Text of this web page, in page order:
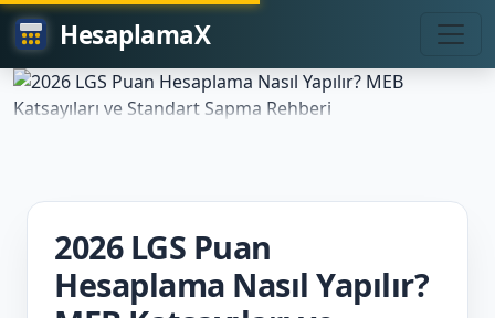
HesaplamaX
2026 LGS Puan
Hesaplama Nasıl Yapılır?